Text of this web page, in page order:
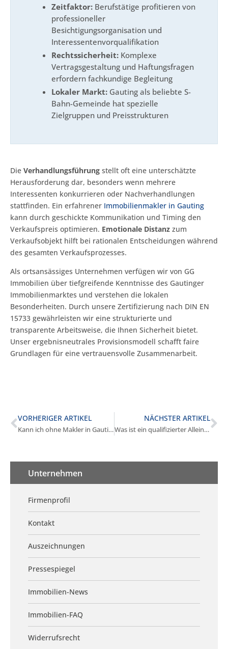
Zeitfaktor: Berufstätige profitieren von
professioneller
Besichtigungsorganisation und
Interessentenvorqualifikation
Rechtssicherheit: Komplexe
Vertragsgestaltung und Haftungsfragen
erfordern fachkundige Begleitung
Lokaler Markt: Gauting als beliebte S-
Bahn-Gemeinde hat spezielle
Zielgruppen und Preisstrukturen
Die Verhandlungsführung stellt oft eine unterschätzte
Herausforderung dar, besonders wenn mehrere
Interessenten konkurrieren oder Nachverhandlungen
stattfinden. Ein erfahrener Immobilienmakler in Gauting
kann durch geschickte Kommunikation und Timing den
Verkaufspreis optimieren. Emotionale Distanz zum
Verkaufsobjekt hilft bei rationalen Entscheidungen während
des gesamten Verkaufsprozesses.
Als ortsansässiges Unternehmen verfügen wir von GG
Immobilien über tiefgreifende Kenntnisse des Gautinger
Immobilienmarktes und verstehen die lokalen
Besonderheiten. Durch unsere Zertifizierung nach DIN EN
15733 gewährleisten wir eine strukturierte und
transparente Arbeitsweise, die Ihnen Sicherheit bietet.
Unser ergebnisneutrales Provisionsmodell schafft faire
Grundlagen für eine vertrauensvolle Zusammenarbeit.
VORHERIGER ARTIKEL
Kann ich ohne Makler in Gauting verkaufen?
NÄCHSTER ARTIKEL
Was ist ein qualifizierter Alleinauftrag in Gauting?
Unternehmen
Firmenprofil
Kontakt
Auszeichnungen
Pressespiegel
Immobilien-News
Immobilien-FAQ
Widerrufsrecht